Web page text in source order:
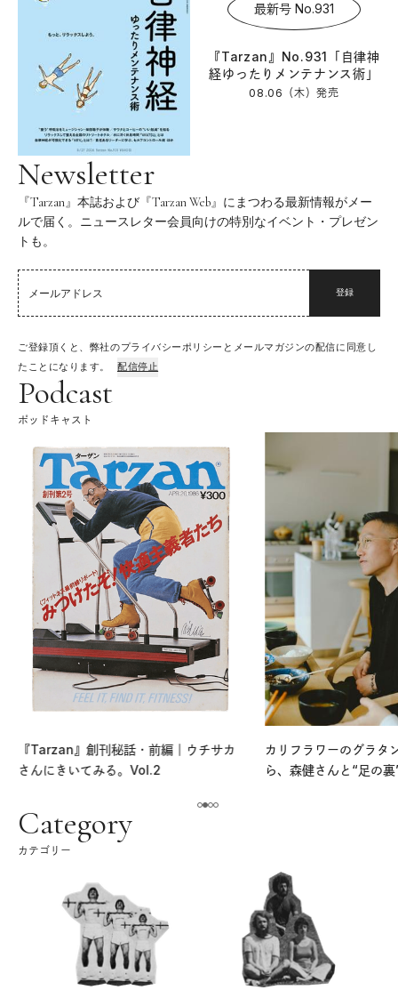
最新号 No.931
『Tarzan』No.931「自律神
経ゆったりメンテナンス術」
08.06（木）発売
Newsletter
『Tarzan』本誌および『Tarzan Web』にまつわる最新情報がメー
ルで届く。ニュースレター会員向けの特別なイベント・プレゼン
トも。
登録
ご登録頂くと、弊社のプライバシーポリシーとメールマガジンの配信に同意し
たことになります。
配信停止
Podcast
ポッドキャスト
『Tarzan』創刊秘話・前編｜ウチサカ
さんにきいてみる。Vol.2
カリフラワーのグラタ
ら、森健さんと“足の
Category
カテゴリー